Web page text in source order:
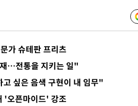
입단식…'전례 없는 특급대우'
라로 본 폭염 저감시설 '온도차'
만에 차량폭탄 폭발 사건
상대로 비공식 데뷔전
차 15개조 평화안 '거부'
들썩'…"세계적인 선수 되길"
가 슈테판 프리츠
…전통을 지키는 일"
싶은 음색 구현이 내 임무"
'오픈마이드' 강조